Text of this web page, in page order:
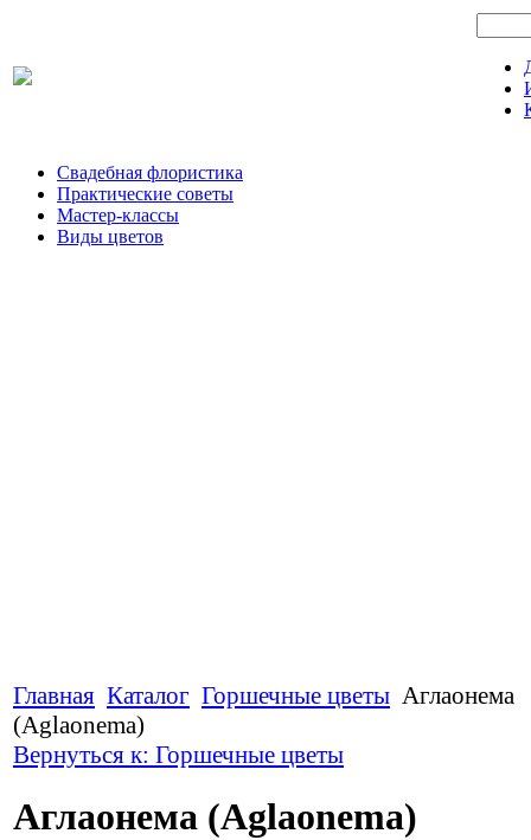
Свадебная флористика
Практические советы
Мастер-классы
Виды цветов
Главная Каталог Горшечные цветы Аглаонема
(Aglaonema)
Вернуться к: Горшечные цветы
Аглаонема (Aglaonema)